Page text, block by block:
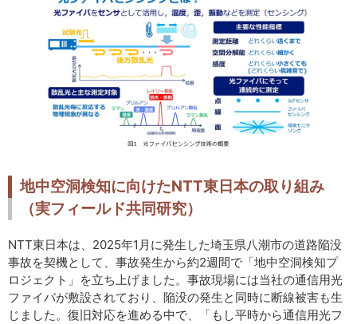
地中空洞検知に向けたNTT東日本の取り組み
（実フィールド共同研究）
NTT東日本は、2025年1月に発生した埼玉県八潮市の道路陥没
事故を契機として、事故発生から約2週間で「地中空洞検知プ
ロジェクト」を立ち上げました。事故現場には当社の通信用光
ファイバが敷設されており、陥没の発生と同時に断線被害も生
じました。復旧対応を進める中で、「もし平時から通信用光フ